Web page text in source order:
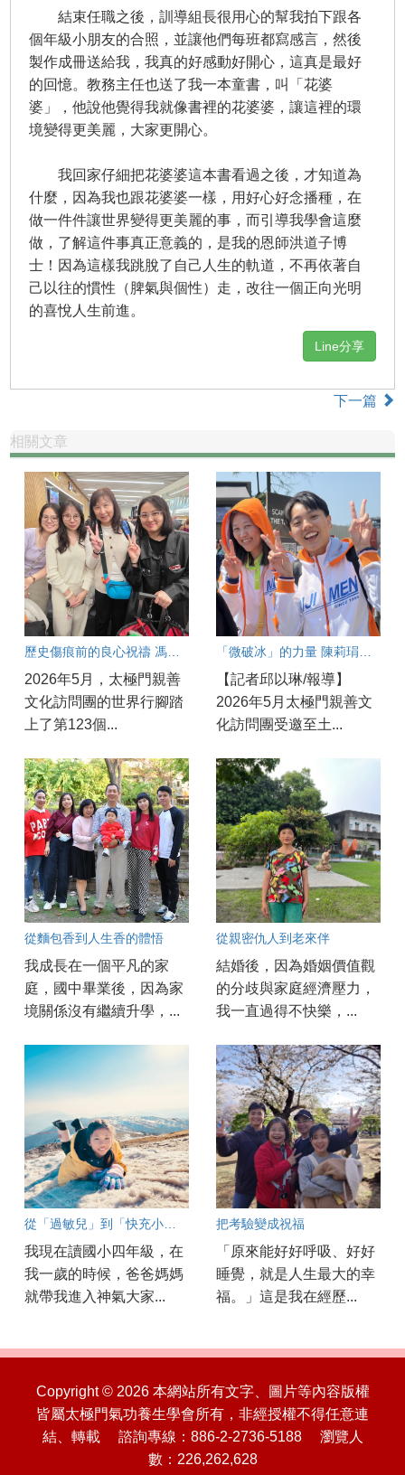
結束任職之後，訓導組長很用心的幫我拍下跟各
個年級小朋友的合照，並讓他們每班都寫感言，然後
製作成冊送給我，我真的好感動好開心，這真是最好
的回憶。教務主任也送了我一本童書，叫「花婆
婆」，他說他覺得我就像書裡的花婆婆，讓這裡的環
境變得更美麗，大家更開心。
我回家仔細把花婆婆這本書看過之後，才知道為
什麼，因為我也跟花婆婆一樣，用好心好念播種，在
做一件件讓世界變得更美麗的事，而引導我學會這麼
做，了解這件事真正意義的，是我的恩師洪道子博
士！因為這樣我跳脫了自己人生的軌道，不再依著自
己以往的慣性（脾氣與個性）走，改往一個正向光明
的喜悅人生前進。
Line分享
下一篇
相關文章
2026年5月，太極門親善
文化訪問團的世界行腳踏
上了第123個...
【記者邱以琳/報導】
2026年5月太極門親善文
化訪問團受邀至土...
從麵包香到人生香的體悟
我成長在一個平凡的家
庭，國中畢業後，因為家
境關係沒有繼續升學，...
從親密仇人到老來伴
結婚後，因為婚姻價值觀
的分歧與家庭經濟壓力，
我一直過得不快樂，...
從「過敏兒」到「快充小超人」的奇幻旅程
我現在讀國小四年級，在
我一歲的時候，爸爸媽媽
就帶我進入神氣大家...
把考驗變成祝福
「原來能好好呼吸、好好
睡覺，就是人生最大的幸
福。」這是我在經歷...
Copyright © 2026 本網站所有文字、圖片等內容版權
皆屬太極門氣功養生學會所有，非經授權不得任意連
結、轉載 諮詢專線：886-2-2736-5188 瀏覽人
數：226,262,628